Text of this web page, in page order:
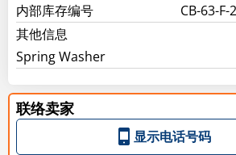
内部库存编号
CB-63-F-
其他信息
Spring Washer
联络卖家
显示电话号码